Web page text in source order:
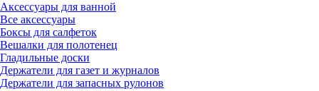
Аксессуары для ванной
Все аксессуары
Боксы для салфеток
Вешалки для полотенец
Гладильные доски
Держатели для газет и журналов
Держатели для запасных рулонов